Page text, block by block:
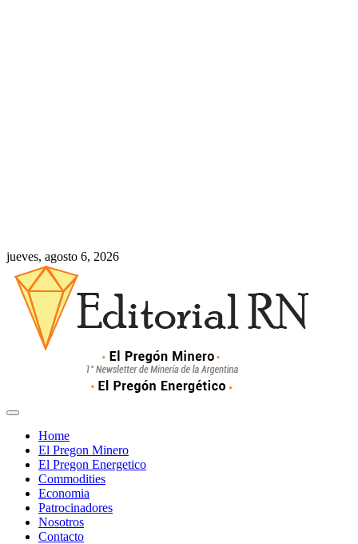
jueves, agosto 6, 2026
Home
El Pregon Minero
El Pregon Energetico
Commodities
Economia
Patrocinadores
Nosotros
Contacto